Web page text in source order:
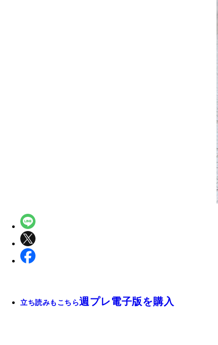
立ち読みもこちら週プレ電子版を購入